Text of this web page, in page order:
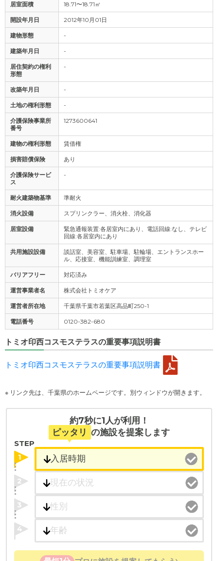
居室面積 18.71〜18.71㎡
開設年月日 2012年10月01日
建物形態 -
建築年月日 -
居住契約の権利
形態
-
改築年月日 -
土地の権利形態 -
介護保険事業所
番号
1273600641
建物の権利形態 賃借権
損害賠償保険 あり
介護保険サービ
ス
-
耐火建築物基準 準耐火
消火設備 スプリンクラー、消火栓、消化器
居室設備
緊急通報装置:各居室内にあり、電話回線:なし、テレビ
回線:各居室内にあり
共用施設設備
談話室、美容室、駐車場、駐輪場、エントランスホー
ル、応接室、機能訓練室、調理室
バリアフリー 対応済み
運営事業者名 株式会社トミオケア
運営者所在地 千葉県千葉市若葉区高品町250-1
電話番号 0120-382-680
トミオ印西コスモステラスの重要事項説明書
トミオ印西コスモステラスの重要事項説明書
※ リンク先は、千葉県のホームページです。別ウィンドウが開きます。
約7秒に1人が利用！
ピッタリ の施設を提案します
STEP
1
2
3
4